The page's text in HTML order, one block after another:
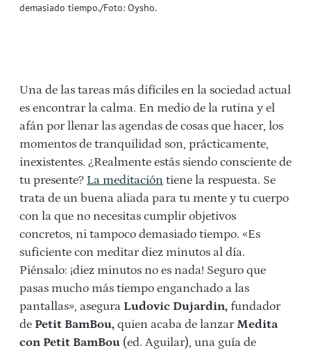
demasiado tiempo./Foto: Oysho.
Una de las tareas más difíciles en la sociedad actual
es encontrar la calma. En medio de la rutina y el
afán por llenar las agendas de cosas que hacer, los
momentos de tranquilidad son, prácticamente,
inexistentes. ¿Realmente estás siendo consciente de
tu presente? La meditación tiene la respuesta. Se
trata de un buena aliada para tu mente y tu cuerpo
con la que no necesitas cumplir objetivos
concretos, ni tampoco demasiado tiempo. «Es
suficiente con meditar diez minutos al día.
Piénsalo: ¡diez minutos no es nada! Seguro que
pasas mucho más tiempo enganchado a las
pantallas», asegura Ludovic Dujardin, fundador
de Petit BamBou, quien acaba de lanzarMedita
con Petit BamBou (ed. Aguilar), una guía de